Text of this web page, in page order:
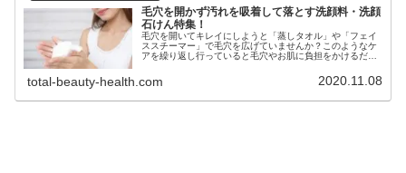
毛穴を開かず汚れを吸着して落とす洗顔料・洗顔
石けん特集！
毛穴を開いてキレイにしようと「蒸しタオル」や「フェイ
ススチーマー」で毛穴を広げていませんか？このようなケ
アを繰り返し行っていると毛穴やお肌に負担をかけるだけ
特集する汚れを吸着して洗い流せる洗顔料(洗顔石けん)を
使えば毛穴を開くことなく清潔に保つことができるので参
total-beauty-health.com 2020.11.08